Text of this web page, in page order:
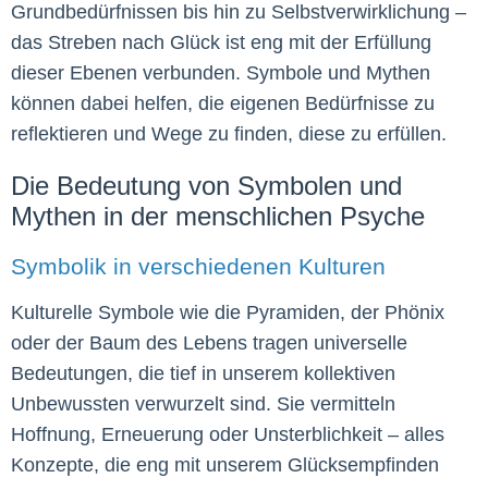
Grundbedürfnissen bis hin zu Selbstverwirklichung –
das Streben nach Glück ist eng mit der Erfüllung
dieser Ebenen verbunden. Symbole und Mythen
können dabei helfen, die eigenen Bedürfnisse zu
reflektieren und Wege zu finden, diese zu erfüllen.
Die Bedeutung von Symbolen und
Mythen in der menschlichen Psyche
Symbolik in verschiedenen Kulturen
Kulturelle Symbole wie die Pyramiden, der Phönix
oder der Baum des Lebens tragen universelle
Bedeutungen, die tief in unserem kollektiven
Unbewussten verwurzelt sind. Sie vermitteln
Hoffnung, Erneuerung oder Unsterblichkeit – alles
Konzepte, die eng mit unserem Glücksempfinden